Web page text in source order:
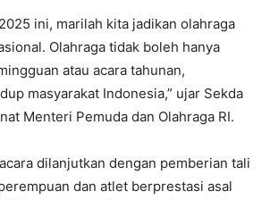
ini, marilah kita jadikan olahraga
Olahraga tidak boleh hanya
atau acara tahunan,
masyarakat Indonesia,” ujar Sekda
Menteri Pemuda dan Olahraga RI.
dilanjutkan dengan pemberian tali
dan atlet berprestasi asal